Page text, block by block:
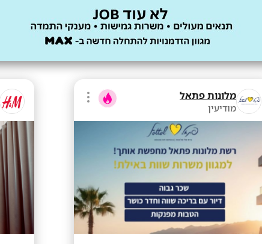
מלונות פתאל
מודיעין